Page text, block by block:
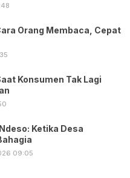
Orang Membaca, Cepat
Konsumen Tak Lagi
Ketika Desa
09:05